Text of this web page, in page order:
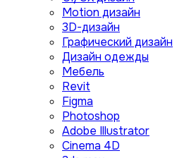
Motion дизайн
3D-дизайн
Графический дизайн
Дизайн одежды
Мебель
Revit
Figma
Photoshop
Adobe Illustrator
Сinema 4D